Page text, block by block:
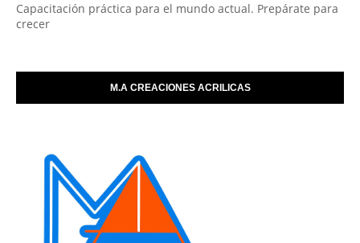
Capacitación práctica para el mundo actual. Prepárate para
crecer
M.A CREACIONES ACRILICAS